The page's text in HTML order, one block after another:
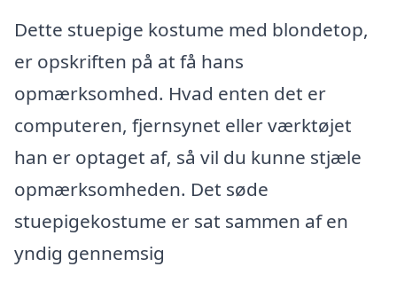
Dette stuepige kostume med blondetop,
er opskriften på at få hans
opmærksomhed. Hvad enten det er
computeren, fjernsynet eller værktøjet
han er optaget af, så vil du kunne stjæle
opmærksomheden. Det søde
stuepigekostume er sat sammen af en
yndig gennemsig